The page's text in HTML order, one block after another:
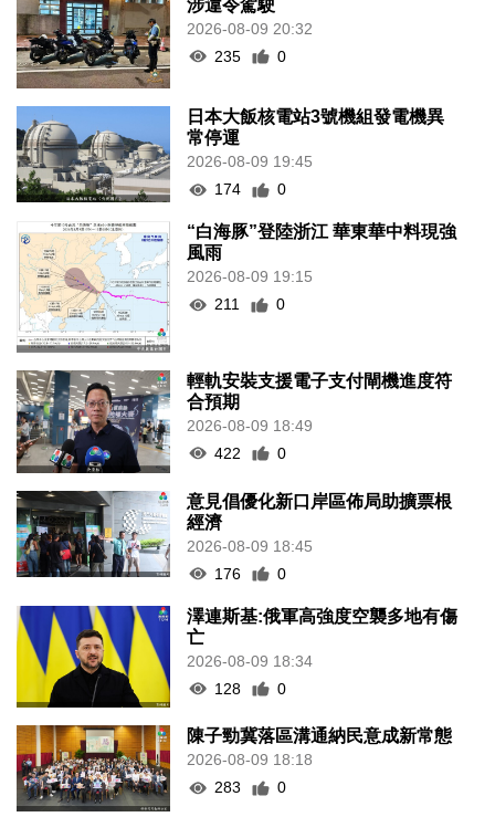
涉違令駕駛
2026-08-09 20:32
235
0
日本大飯核電站3號機組發電機異
常停運
2026-08-09 19:45
174
0
“白海豚”登陸浙江 華東華中料現強
風雨
2026-08-09 19:15
211
0
輕軌安裝支援電子支付閘機進度符
合預期
2026-08-09 18:49
422
0
意見倡優化新口岸區佈局助擴票根
經濟
2026-08-09 18:45
176
0
澤連斯基:俄軍高強度空襲多地有傷
亡
2026-08-09 18:34
128
0
陳子勁冀落區溝通納民意成新常態
2026-08-09 18:18
283
0